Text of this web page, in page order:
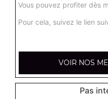
Base sauce tomate,
fraîches, oignons
Vous pouvez profiter dès
Pour cela, suivez le lien
VOIR NOS
Pas